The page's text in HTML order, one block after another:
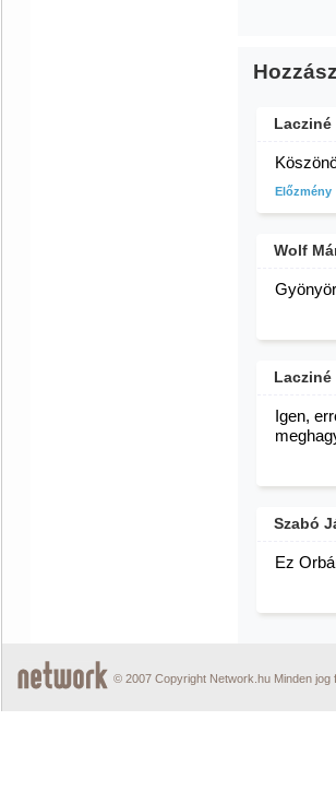
Lacziné
Előzmény
Wolf
Lacziné
Igen,
Szabó
Ez
© 2007 Copyright Network.hu Minden jog